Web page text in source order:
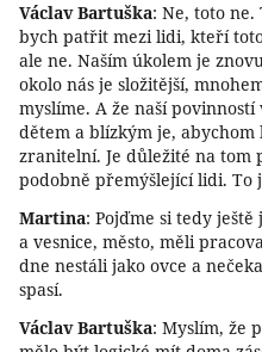
Václav Bartuška: Ne, toto
bych patřit mezi lidi, kteří
ale ne. Naším úkolem je
okolo nás je složitější,
myslíme. A že naší
dětem a blízkým je, abychom
zranitelní. Je důležité na tom
podobně přemýšlející lidi. To
Martina: Pojďme si tedy
a vesnice, město, měli
dne nestáli jako ovce a
spasí.
Václav Bartuška: Myslím, že